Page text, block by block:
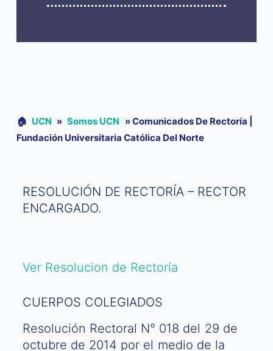
🏠︎ UCN » Somos UCN »Comunicados De Rectoría |
Fundación Universitaria Católica Del Norte
RESOLUCIÓN DE RECTORÍA – RECTOR
ENCARGADO.
Ver Resolucion de Rectoría
CUERPOS COLEGIADOS
Resolución Rectoral N° 018 del 29 de
octubre de 2014 por el medio de la